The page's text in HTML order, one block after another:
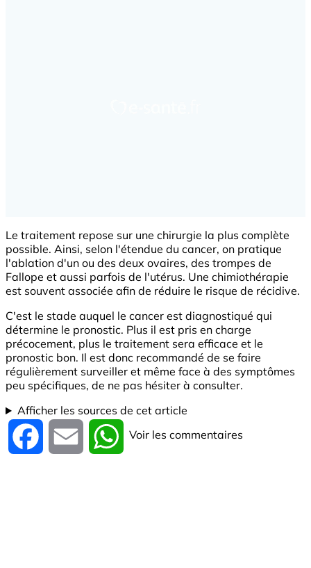
Le traitement repose sur une chirurgie la plus complète
possible. Ainsi, selon l'étendue du cancer, on pratique
l'ablation d'un ou des deux ovaires, des trompes de
Fallope et aussi parfois de l'utérus. Une chimiothérapie
est souvent associée afin de réduire le risque de récidive.
C'est le stade auquel le cancer est diagnostiqué qui
détermine le pronostic. Plus il est pris en charge
précocement, plus le traitement sera efficace et le
pronostic bon. Il est donc recommandé de se faire
régulièrement surveiller et même face à des symptômes
peu spécifiques, de ne pas hésiter à consulter.
Afficher les sources de cet article
Facebook Email WhatsApp
Voir les commentaires